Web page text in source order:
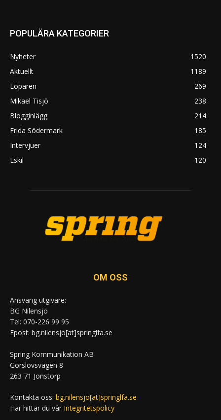
POPULÄRA KATEGORIER
Nyheter
1520
Aktuellt
1189
Löparen
269
Mikael Tisjö
238
Blogginlägg
214
Frida Södermark
185
Intervjuer
124
Eskil
120
OM OSS
Ansvarig utgivare:
BG Nilensjö
Tel: 070-226 99 95
Epost: bg.nilensjo[at]springlfa.se
Spring Kommunikation AB
Görslövsvägen 8
263 71 Jonstorp
Kontakta oss: bg.nilensjo[at]springlfa.se
Här hittar du vår Integritetspolicy